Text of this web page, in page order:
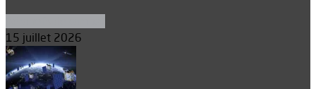
15 juillet 2026